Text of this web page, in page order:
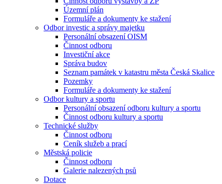
Územní plán
Formuláře a dokumenty ke stažení
Odbor investic a správy majetku
Personální obsazení OISM
Činnost odboru
Investiční akce
Správa budov
Seznam památek v katastru města Česká Skalice
Pozemky
Formuláře a dokumenty ke stažení
Odbor kultury a sportu
Personální obsazení odboru kultury a sportu
Činnost odboru kultury a sportu
Technické služby
Činnost odboru
Ceník služeb a prací
Městská policie
Činnost odboru
Galerie nalezených psů
Dotace